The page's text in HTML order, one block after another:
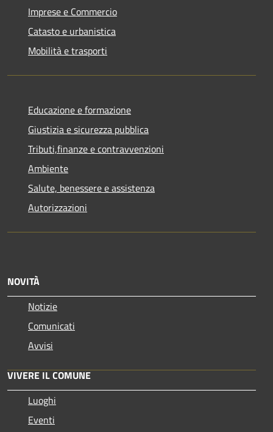
Imprese e Commercio
Catasto e urbanistica
Mobilità e trasporti
Educazione e formazione
Giustizia e sicurezza pubblica
Tributi,finanze e contravvenzioni
Ambiente
Salute, benessere e assistenza
Autorizzazioni
NOVITÀ
Notizie
Comunicati
Avvisi
VIVERE IL COMUNE
Luoghi
Eventi